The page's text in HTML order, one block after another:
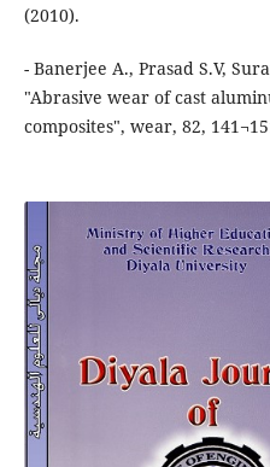
(2010).
- Banerjee A., Prasad S.V,
"Abrasive wear of cast
composites", wear, 82,